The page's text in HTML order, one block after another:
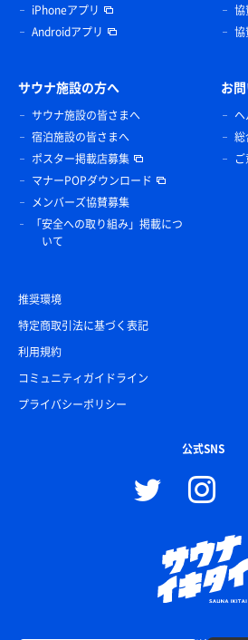
iPhoneアプリ
Androidアプリ
協
協
サウナ施設の方へ
サウナ施設の皆さまへ
宿泊施設の皆さまへ
ポスター掲載店募集
マナーPOPダウンロード
メンバーズ協賛募集
「安全への取り組み」掲載につ
いて
お
総
推奨環境
特定商取引法に基づく表記
利用規約
コミュニティガイドライン
プライバシーポリシー
公式SNS